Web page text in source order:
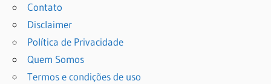
Contato
Disclaimer
Política de Privacidade
Quem Somos
Termos e condições de uso